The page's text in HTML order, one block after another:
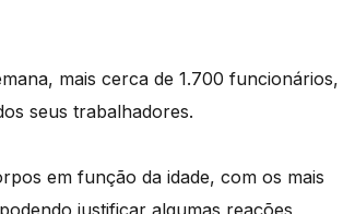
mais cerca de 1.700 funcionários,
seus trabalhadores.
em função da idade, com os mais
justificar algumas reações